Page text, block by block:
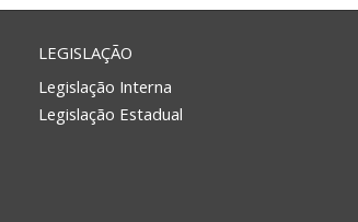
LEGISLAÇÃO
Legislação Interna
Legislação Estadual